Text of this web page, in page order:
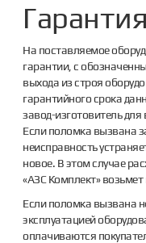
Гарантия
На поставляемое
гарантии, с
выхода из строя
гарантийного срока
завод-изготовитель
Если поломка вызвана
неисправность
новое. В этом случае
«АЗС Комплект» возьмет
Если поломка вызвана
эксплуатацией
оплачиваются